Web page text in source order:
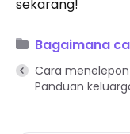
sekarang!
Bagaimana
Cara
Panduan